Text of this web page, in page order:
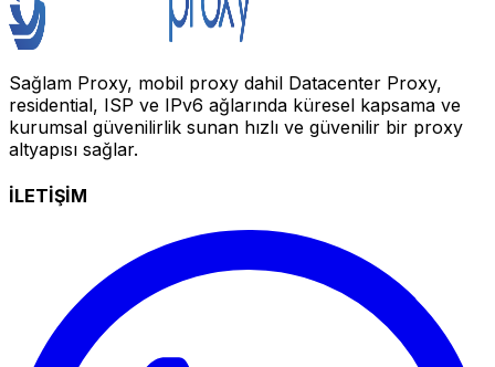
Sağlam Proxy, mobil proxy dahil Datacenter Proxy,
residential, ISP ve IPv6 ağlarında küresel kapsama ve
kurumsal güvenilirlik sunan hızlı ve güvenilir bir proxy
altyapısı sağlar.
İLETİŞİM